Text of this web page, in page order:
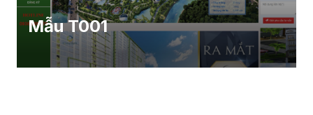
Mẫu T001